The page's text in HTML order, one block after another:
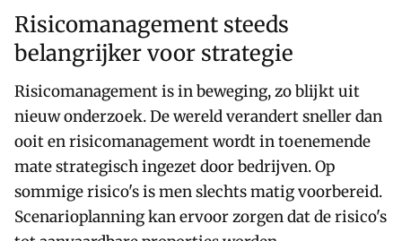
Risicomanagement steeds
belangrijker voor strategie
Risicomanagement is in beweging, zo blijkt uit
nieuw onderzoek. De wereld verandert sneller dan
ooit en risicomanagement wordt in toenemende
mate strategisch ingezet door bedrijven. Op
sommige risico's is men slechts matig voorbereid.
Scenarioplanning kan ervoor zorgen dat de risico's